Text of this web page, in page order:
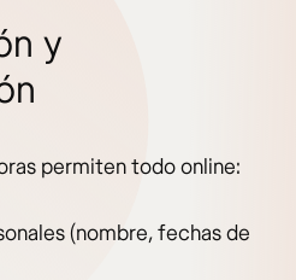
y
permiten todo online:
(nombre, fechas de